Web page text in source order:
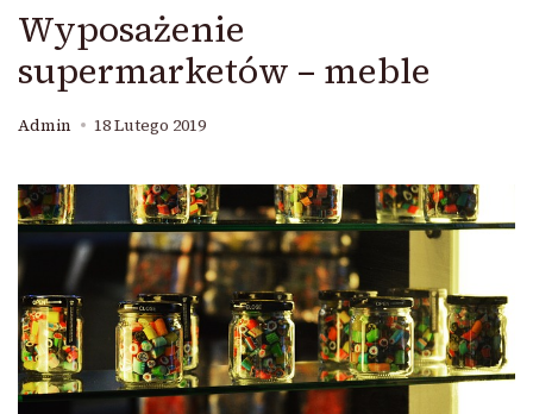
Wyposażenie
supermarketów – meble
Admin 18 Lutego 2019